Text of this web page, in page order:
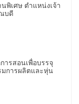
พิเศษ ตำแหน่งเจ้า
บดี
ารสอนเพื่อบรรจุ
การผลิตและหุ่น